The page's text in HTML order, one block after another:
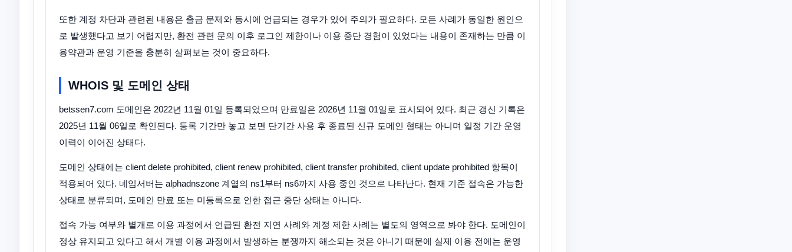
또한 계정 차단과 관련된 내용은 출금 문제와 동시에 언급되는 경우가 있어 주의가 필요하다. 모든 사례가 동일한 원인으
로 발생했다고 보기 어렵지만, 환전 관련 문의 이후 로그인 제한이나 이용 중단 경험이 있었다는 내용이 존재하는 만큼 이
용약관과 운영 기준을 충분히 살펴보는 것이 중요하다.
WHOIS 및 도메인 상태
betssen7.com 도메인은 2022년 11월 01일 등록되었으며 만료일은 2026년 11월 01일로 표시되어 있다. 최근 갱신 기록은
2025년 11월 06일로 확인된다. 등록 기간만 놓고 보면 단기간 사용 후 종료된 신규 도메인 형태는 아니며 일정 기간 운영
이력이 이어진 상태다.
도메인 상태에는 client delete prohibited, client renew prohibited, client transfer prohibited, client update prohibited 항목이
적용되어 있다. 네임서버는 alphadnszone 계열의 ns1부터 ns6까지 사용 중인 것으로 나타난다. 현재 기준 접속은 가능한
상태로 분류되며, 도메인 만료 또는 미등록으로 인한 접근 중단 상태는 아니다.
접속 가능 여부와 별개로 이용 과정에서 언급된 환전 지연 사례와 계정 제한 사례는 별도의 영역으로 봐야 한다. 도메인이
정상 유지되고 있다고 해서 개별 이용 과정에서 발생하는 분쟁까지 해소되는 것은 아니기 때문에 실제 이용 전에는 운영